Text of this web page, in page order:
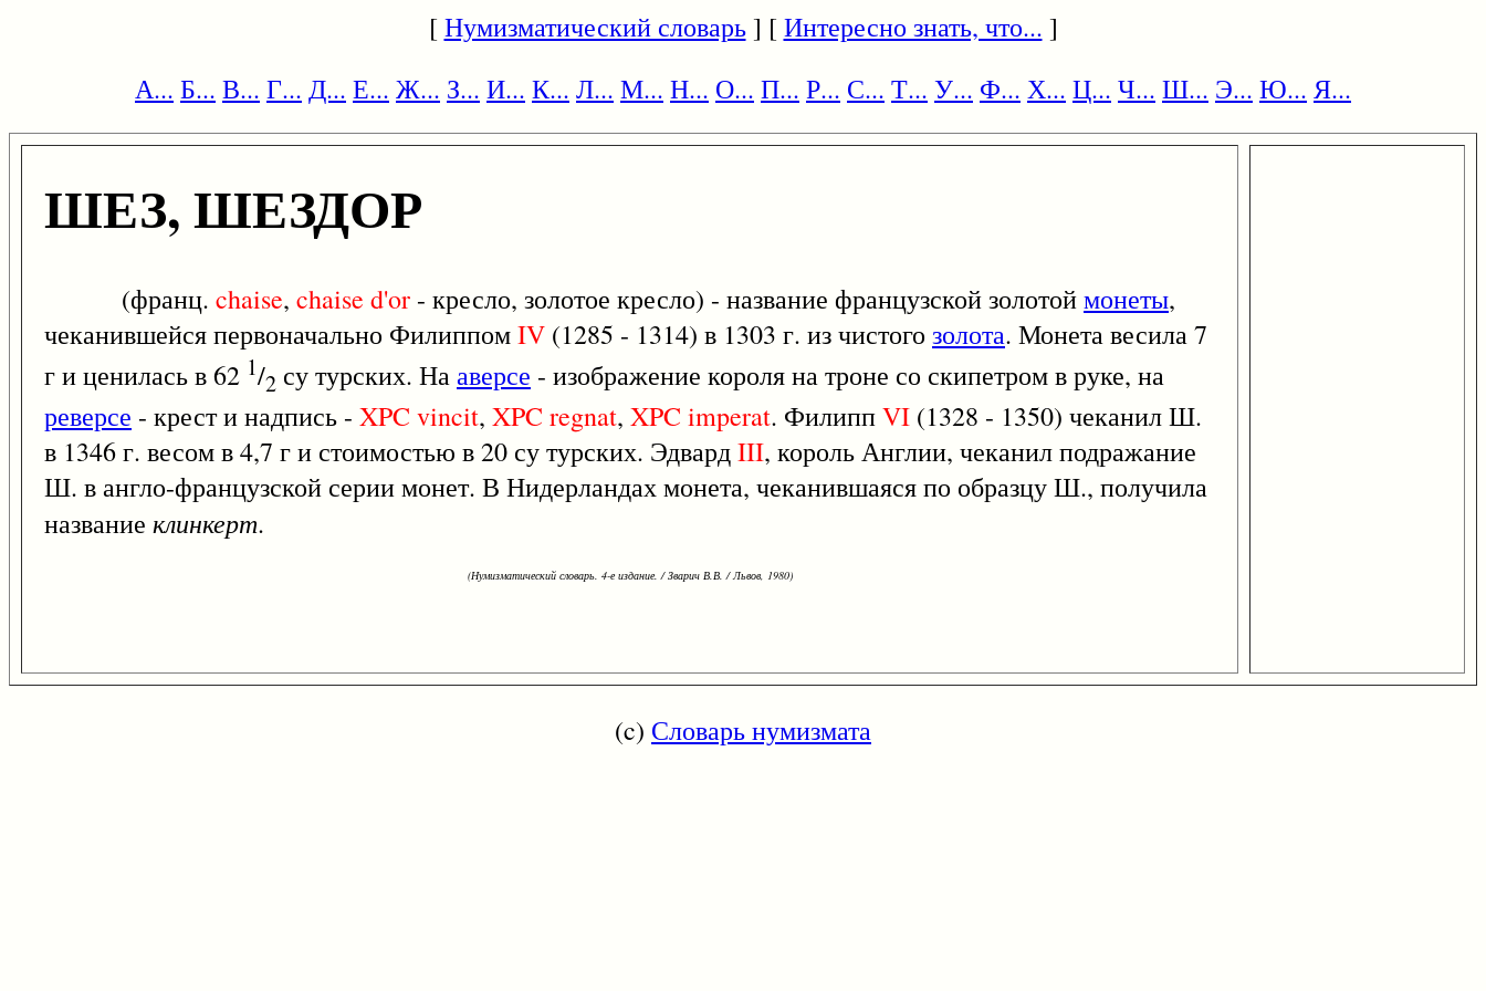
[Нумизматический словарь] [Интересно знать, что... ]
А... Б... В... Г... Д... Е... Ж... З... И... К... Л... М... Н... О... П... Р... С... Т... У... Ф... Х... Ц... Ч... Ш... Э... Ю... Я...
ШЕЗ, ШЕЗДОР
(франц. chaise, chaise d'or - кресло, золотое кресло) - название французской золотоймонеты,
чеканившейся первоначально ФилиппомIV (1285 - 1314) в 1303 г. из чистого золота. Монета весила 7
г и ценилась в 62 1/2 су турских. Нааверсе - изображение короля на троне со скипетром в руке, на
реверсе - крест и надпись - XPC vincit, XPC regnat, XPC imperat. ФилиппVI (1328 - 1350) чеканил Ш.
в 1346 г. весом в 4,7 г и стоимостью в 20 су турских. ЭдвардIII, король Англии, чеканил подражание
Ш. в англо-французской серии монет. В Нидерландах монета, чеканившаяся по образцу Ш., получила
название клинкерт.
(Нумизматический словарь. 4-е издание. / Зварич В.В. / Львов, 1980)
(c) Словарь нумизмата